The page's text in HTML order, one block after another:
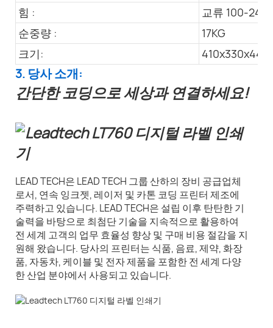
힘 :
교류 100-
순중량 :
17KG
크기:
3. 당사 소개:
간단한 코딩으로 세상과 연결하세요!
LEAD TECH은 LEAD TECH 그룹 산하의 장비 공급업체
로서, 연속 잉크젯, 레이저 및 카톤 코딩 프린터 제조에
주력하고 있습니다. LEAD TECH은 설립 이후 탄탄한 기
술력을 바탕으로 최첨단 기술을 지속적으로 활용하여
전 세계 고객의 업무 효율성 향상 및 구매 비용 절감을 지
원해 왔습니다. 당사의 프린터는 식품, 음료, 제약, 화장
품, 자동차, 케이블 및 전자 제품을 포함한 전 세계 다양
한 산업 분야에서 사용되고 있습니다.